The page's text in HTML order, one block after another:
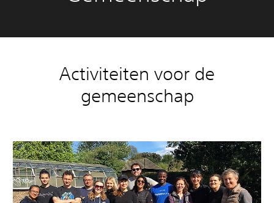
Activiteiten voor de
gemeenschap